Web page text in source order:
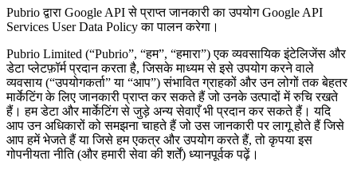
Pubrio द्वारा Google API से प्राप्त जानकारी का उपयोग Google API
Services User Data Policy का पालन करेगा।
Pubrio Limited (“Pubrio”, “हम”, “हमारा”) एक व्यवसायिक इंटेलिजेंस और
डेटा प्लेटफ़ॉर्म प्रदान करता है, जिसके माध्यम से इसे उपयोग करने वाले
व्यवसाय (“उपयोगकर्ता” या “आप”) संभावित ग्राहकों और उन लोगों तक बेहतर
मार्केटिंग के लिए जानकारी प्राप्त कर सकते हैं जो उनके उत्पादों में रुचि रखते
हैं। हम डेटा और मार्केटिंग से जुड़े अन्य सेवाएँ भी प्रदान कर सकते हैं। यदि
आप उन अधिकारों को समझना चाहते हैं जो उस जानकारी पर लागू होते हैं जिसे
आप हमें भेजते हैं या जिसे हम एकत्र और उपयोग करते हैं, तो कृपया इस
गोपनीयता नीति (और हमारी सेवा की शर्तें) ध्यानपूर्वक पढ़ें।